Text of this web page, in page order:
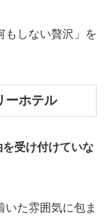
もしない贅沢」を
ーホテル
受け付けていな
た雰囲気に包ま